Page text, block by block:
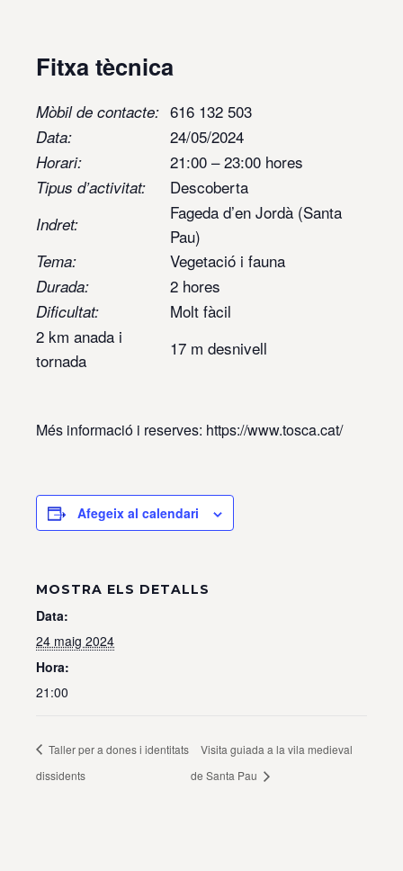
Fitxa tècnica
Mòbil de contacte: 616 132 503
Data: 24/05/2024
Horari: 21:00 – 23:00 hores
Tipus d’activitat: Descoberta
Indret:
Fageda d’en Jordà (Santa
Pau)
Tema: Vegetació i fauna
Durada: 2 hores
Dificultat:
Molt fàcil
2 km anada i
tornada
17 m desnivell
Més informació i reserves: https://www.tosca.cat/
Afegeix al calendari
MOSTRA ELS DETALLS
Data:
24 maig 2024
Hora:
21:00
Taller per a dones i identitats
dissidents
Visita guiada a la vila medieval
de Santa Pau